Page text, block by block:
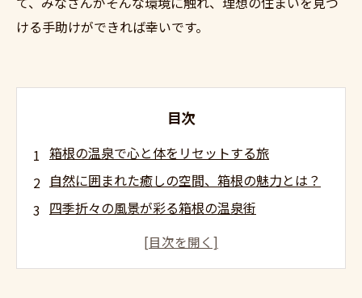
ける手助けができれば幸いです。
目次
箱根の温泉で心と体をリセットする旅
自然に囲まれた癒しの空間、箱根の魅力とは？
四季折々の風景が彩る箱根の温泉街
理想の住まいを見つけるための小田原の不動産